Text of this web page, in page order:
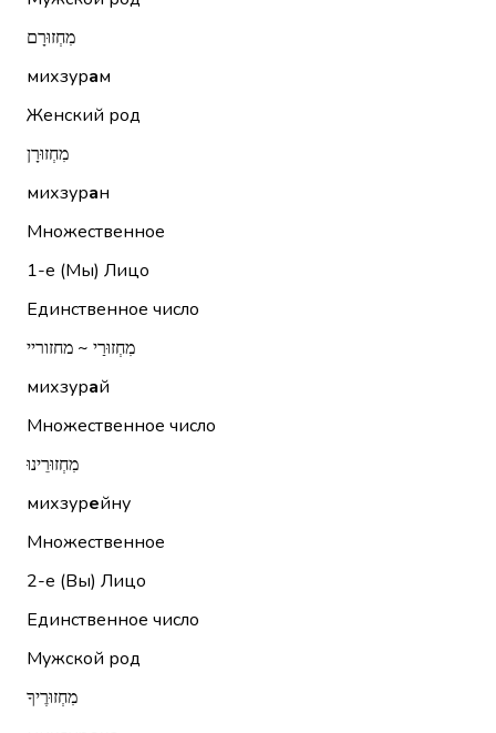
מִחְזוּרָם
михзурам
Женский род
מִחְזוּרָן
михзуран
Множественное
1-е (Мы) Лицо
Единственное число
מִחְזוּרַי ~ מחזוריי
михзурай
Множественное число
מִחְזוּרֵינוּ
михзурейну
Множественное
2-е (Вы) Лицо
Единственное число
Мужской род
מִחְזוּרֶיךָ